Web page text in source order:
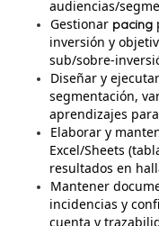
audiencias/
Gestionar pacing
inversión y
sub/
Diseñar y ejecutar
segmentación,
aprendizajes
Elaborar y
Excel/Sheets
resultados en
Mantener
incidencias y
cuenta y